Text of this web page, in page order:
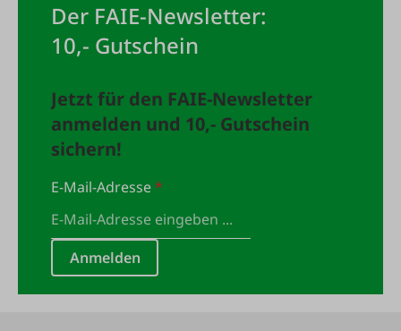
Der FAIE-Newsletter:
10,- Gutschein
Jetzt für den FAIE-Newsletter
anmelden und 10,- Gutschein
sichern!
E-Mail-Adresse*
Anmelden